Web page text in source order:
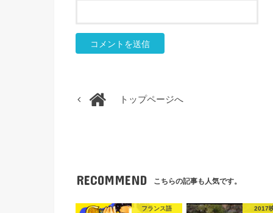
トップページへ
RECOMMEND こちらの記事も人気です。
フランス語 2017